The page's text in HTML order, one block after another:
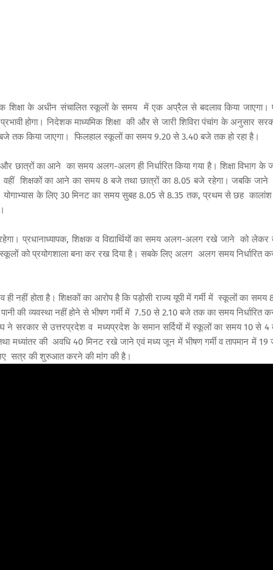
शिक्षा के अधीन संचालित स्कूलों के समय में एक अप्रैल से बदलाव किया जाएगा।
होगा। निदेशक माध्यमिक शिक्षा की और से जारी शिविरा पंचांग के अनुसार
किया जाएगा। फिलहाल स्कूलों का समय 9.20 से 3.40 बजे तक हो रहा है।
छात्रों का आने का समय अलग-अलग ही निर्धारित किया गया है। शिक्षा विभाग के
शिक्षकों का आने का समय 8 बजे तथा छात्रों का 8.05 बजे रहेगा। जबकि जाने
योगाभ्यास के लिए 30 मिनट का समय सुबह 8.05 से 8.35 तक, प्रथम से छह कालांश
प्रधानाध्यापक, शिक्षक व विद्यार्थियों का समय अलग-अलग रखे जाने को लेकर
को प्रयोगशाला बना कर रख दिया है। सबके लिए अलग अलग समय निर्धारित
नहीं होता है। शिक्षकों का आरोप है कि पड़ोसी राज्य यूपी में गर्मी में स्कूलों का समय
की व्यवस्था नहीं होने से भीषण गर्मी में 7.50 से 2.10 बजे तक का समय निर्धारित
ने सरकार से उत्तरप्रदेश व मध्यप्रदेश के समान सर्दियों में स्कूलों का समय 10 से
की अवधि 40 मिनट रखे जाने एवं मध्य जून में भीषण गर्मी व तापमान में 19
सत्र की शुरुआत करने की मांग की है।